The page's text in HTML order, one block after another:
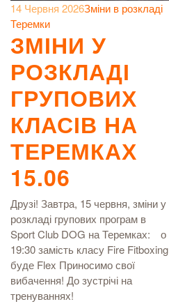
14 Червня 2026Зміни в розкладі
Теремки
ЗМІНИ У
РОЗКЛАДІ
ГРУПОВИХ
КЛАСІВ НА
ТЕРЕМКАХ
15.06
Друзі! Завтра, 15 червня, зміни у
розкладі групових програм в
Sport Club DOG на Теремках:⠀ о
19:30 замість класу Fire Fitboxing
буде Flex Приносимо свої
вибачення! До зустрічі на
тренуваннях!